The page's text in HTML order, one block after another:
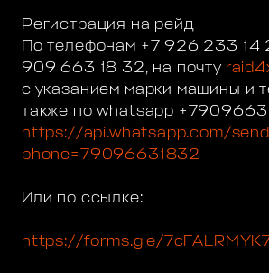
Регистрация на рейд
По телефонам +7 926 233 14
909 663 18 32, на почту
с указанием марки машины и
также по whatsapp
https://api.whatsapp.com/
phone=79096631832
Или по ссылке:
https://forms.gle/